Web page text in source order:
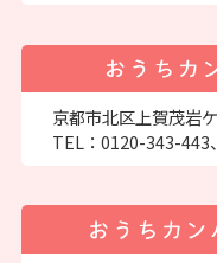
京都市北区上賀茂岩
TEL： 0120-343-443